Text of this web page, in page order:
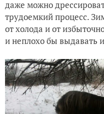
даже можно
трудоемкий процесс.
от холода и от
и неплохо бы выдавать